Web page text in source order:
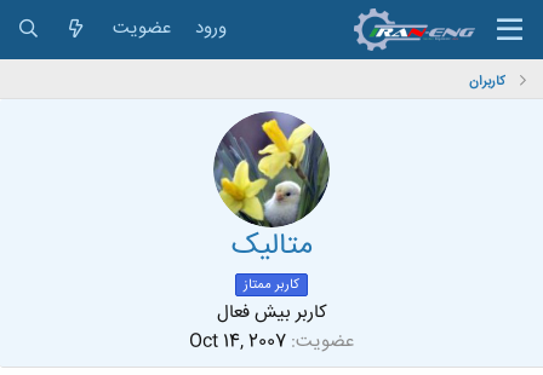
ورود عضویت
کاربران
متالیک
کاربر ممتاز
کاربر بیش فعال
عضویت Oct 14, 2007